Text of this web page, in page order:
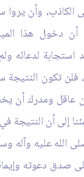
الكاذب، وأن
دخول هذا
استجابة لدعائه
فلن تكون
عاقل ومدرك أن
إلى أن النتيجة
الله عليه وآله
صدق دعوته